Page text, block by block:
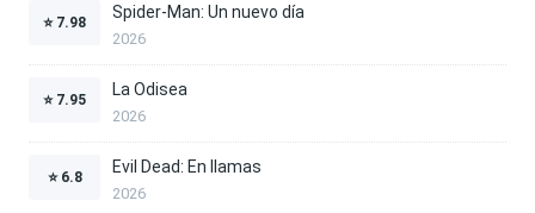
⭐ 7.98
Spider-Man: Un nuevo día
2026
⭐ 7.95
La Odisea
2026
⭐ 6.8
Evil Dead: En llamas
2026